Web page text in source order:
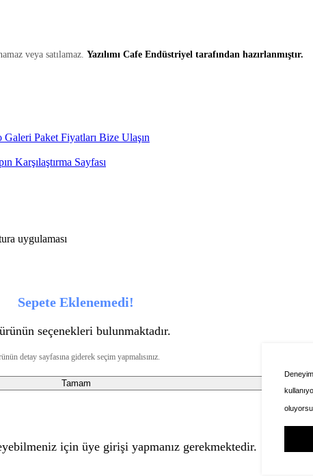
veya satılamaz. Yazılımı Cafe Endüstriyel tarafından hazırlanmıştır.
Galeri Paket Fiyatları Bize Ulaşın
Karşılaştırma Sayfası
Sepete Eklenemedi!
seçenekleri bulunmaktadır.
detay sayfasına giderek seçim yapmalısınız.
Tamam
için üye girişi yapmanız gerekmektedir.